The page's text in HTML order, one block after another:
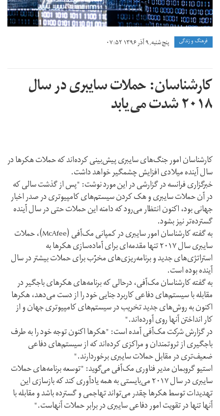
فرهنگ و زندگی پنج شنبه, ۹ آذر ۱۳۹۶ ۰۷:۵۲
کارشناسان: حملات سایبری در سال
۲۰۱۸ شدت می‌یابد
کارشناسان امور جنگ‌های سایبری پیش‌بینی کرده‌اند که حملات هکرها در
سال آینده میلادی افزایش چشمگیر خواهد داشت.
خبرگزاری فرانسه در گزارشی در این مورد نوشت: "پس از گذشت سالی که
در آن حملات سایبری و هک کردن سیستم‌های کامپیوتری در صدر اخبار
جهانی بود، اکنون انتظار می‌رود که دامنه این حملات حتی در سال آینده
گسترده‌تر نیز بشود.
به گفته کارشناسان امور سایبری در کمپانی مک‌آفی (McAfee)، حملات
سایبری سال ۲۰۱۷ تنها مقدمه‌ای برای آماده‌سازی هکرها به
استراتژی‌های جدید و برنامه‌ریزی‌های مخرّب برای حملات بیشتر در سال
آینده بوده است.
به گفته کارشناسان مک‌آفی، درحالی که برنامه‌های هکرهای باجگیر در
مقابله با سیستم‌های دفاعی کاربرد جنایی خود را از دست می‌دهد، هکرها
اکنون به روش‌های جدید تخریب در سیستم‌های کامپیوتری جهان و از
کار انداختن آنها روی آورده‌اند."
در گزارش شرکت مک‌آفی آمده است: "هکرها اکنون توجه خود را به طرف
باجگیری از ثروتمندان و مراکزی کرده‌اند که از سیستم‌های دفاعی
ضعیف‌تری در مقابل حملات سایبری برخوردارند."
استیو گروبمان مدیر فناوری مک‌آفی می‌گوید: "توسعه برنامه‌های حملات
سایبری در سال ۲۰۱۷ می‌بایستی به همه یادآوری کند که بازسازی این
تهدیدات توسط هکرها چقدر می‌تواند تهاجمی و گسترده باشد و مقابله با
آنها تنها در تقویت امور دفاعی سایبری در برابر حملات آنهاست."